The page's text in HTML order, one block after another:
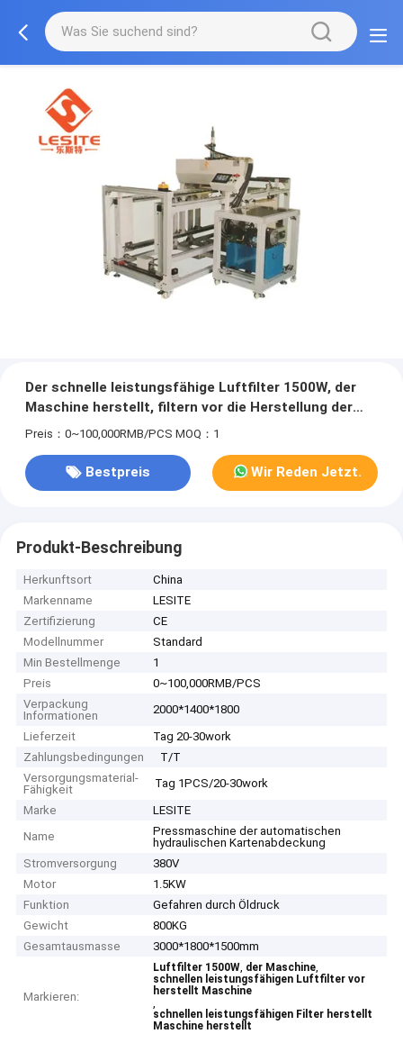
Der schnelle leistungsfähige Luftfilter 1500W, der
Maschine herstellt, filtern vor die Herstellung der
Maschine
Preis：0~100,000RMB/PCS MOQ：1
Bestpreis Wir Reden Jetzt.
Produkt-Beschreibung
Herkunftsort
China
Markenname
LESITE
Zertifizierung
CE
Modellnummer
Standard
Min Bestellmenge
1
Preis
0~100,000RMB/PCS
Verpackung
Informationen
2000*1400*1800
Lieferzeit
Tag 20-30work
Zahlungsbedingungen
T/T
Versorgungsmaterial-
Fähigkeit
Tag 1PCS/20-30work
Marke
LESITE
Name
Pressmaschine der automatischen
hydraulischen Kartenabdeckung
Stromversorgung
380V
Motor
1.5KW
Funktion
Gefahren durch Öldruck
Gewicht
800KG
Gesamtausmasse
3000*1800*1500mm
Markieren:
Luftfilter 1500W, der Maschine,
schnellen leistungsfähigen Luftfilter vor
herstellt Maschine
,
schnellen leistungsfähigen Filter herstellt
Maschine herstellt